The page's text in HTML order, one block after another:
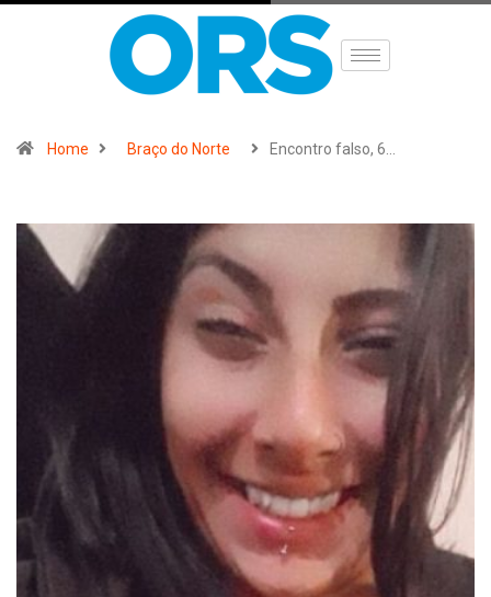
Home Braço do Norte Encontro falso, 6…